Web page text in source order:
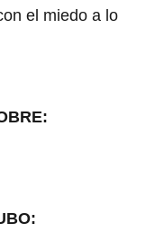
el miedo a lo